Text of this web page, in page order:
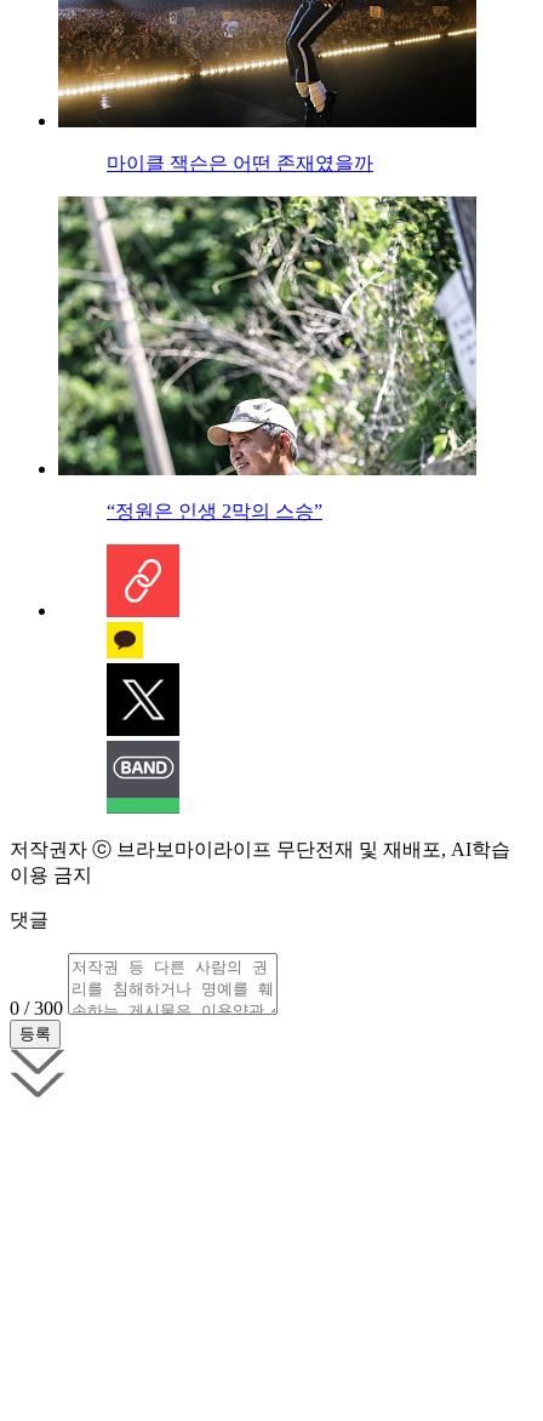
마이클 잭슨은 어떤 존재였을까
“정원은 인생 2막의 스승”
저작권자 ⓒ 브라보마이라이프 무단전재 및 재배포, AI학습
이용 금지
댓글
0 / 300